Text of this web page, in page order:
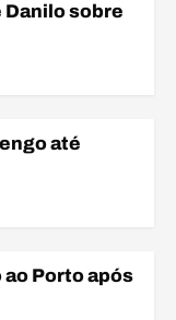
Danilo sobre
até
Porto após